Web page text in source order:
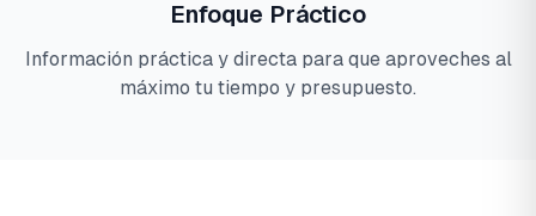
Enfoque Práctico
Información práctica y directa para que aproveches al
máximo tu tiempo y presupuesto.